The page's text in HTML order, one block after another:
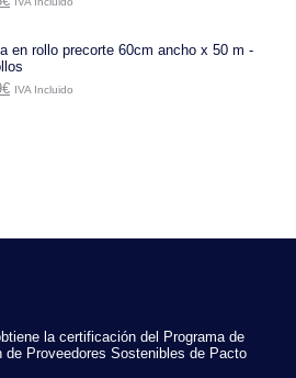
es:
15.73€.
en rollo precorte 60cm ancho x 50 m -
€ElIVA Incluido
la certificación del Programa de
de Proveedores Sostenibles de Pacto